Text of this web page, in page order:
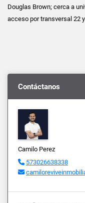
Douglas Brown; cerca a
acceso por transversal 22
Contáctanos
Camilo Perez
573026638338